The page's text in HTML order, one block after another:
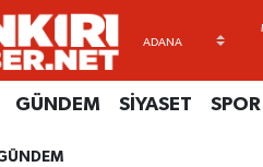
GÜNDEM SİYASET SPOR